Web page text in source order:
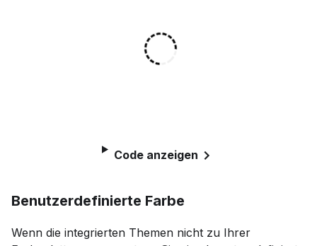
Code anzeigen
Benutzerdefinierte Farbe
Wenn die integrierten Themen nicht zu Ihrer